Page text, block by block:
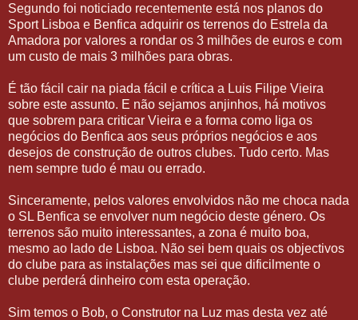
Segundo foi noticiado recentemente está nos planos do
Sport Lisboa e Benfica adquirir os terrenos do Estrela da
Amadora por valores a rondar os 3 milhões de euros e com
um custo de mais 3 milhões para obras.
É tão fácil cair na piada fácil e crítica a Luis Filipe Vieira
sobre este assunto. E não sejamos anjinhos, há motivos
que sobrem para criticar Vieira e a forma como liga os
negócios do Benfica aos seus próprios negócios e aos
desejos de construção de outros clubes. Tudo certo. Mas
nem sempre tudo é mau ou errado.
Sinceramente, pelos valores envolvidos não me choca nada
o SL Benfica se envolver num negócio deste género. Os
terrenos são muito interessantes, a zona é muito boa,
mesmo ao lado de Lisboa. Não sei bem quais os objectivos
do clube para as instalações mas sei que dificilmente o
clube perderá dinheiro com esta operação.
Sim temos o Bob, o Construtor na Luz mas desta vez até